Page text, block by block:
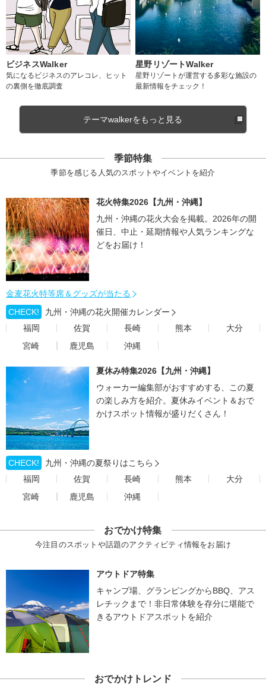
ビジネスWalker
気になるビジネスのアレコレ、ヒット
の裏側を徹底調査
星野リゾートWalker
星野リゾートが運営する多彩な施設の
最新情報をチェック！
テーマwalkerをもっと見る
季節特集
季節を感じる人気のスポットやイベントを紹介
花火特集2026【九州・沖縄】
九州・沖縄の花火大会を掲載。2026年の開
催日、中止・延期情報や人気ランキングな
どをお届け！
金麦花火特等席＆グッズが当たる
CHECK!
九州・沖縄の花火開催カレンダー
福岡
佐賀 長崎 熊本
大分
宮崎
鹿児島 沖縄
夏休み特集2026【九州・沖縄】
ウォーカー編集部がおすすめする、この夏
の楽しみ方を紹介。夏休みイベント＆おで
かけスポット情報が盛りだくさん！
CHECK!
九州・沖縄の夏祭りはこちら
福岡
佐賀 長崎 熊本
大分
宮崎
鹿児島 沖縄
おでかけ特集
今注目のスポットや話題のアクティビティ情報をお届け
アウトドア特集
キャンプ場、グランピングからBBQ、アス
レチックまで！非日常体験を存分に堪能で
きるアウトドアスポットを紹介
おでかけトレンド